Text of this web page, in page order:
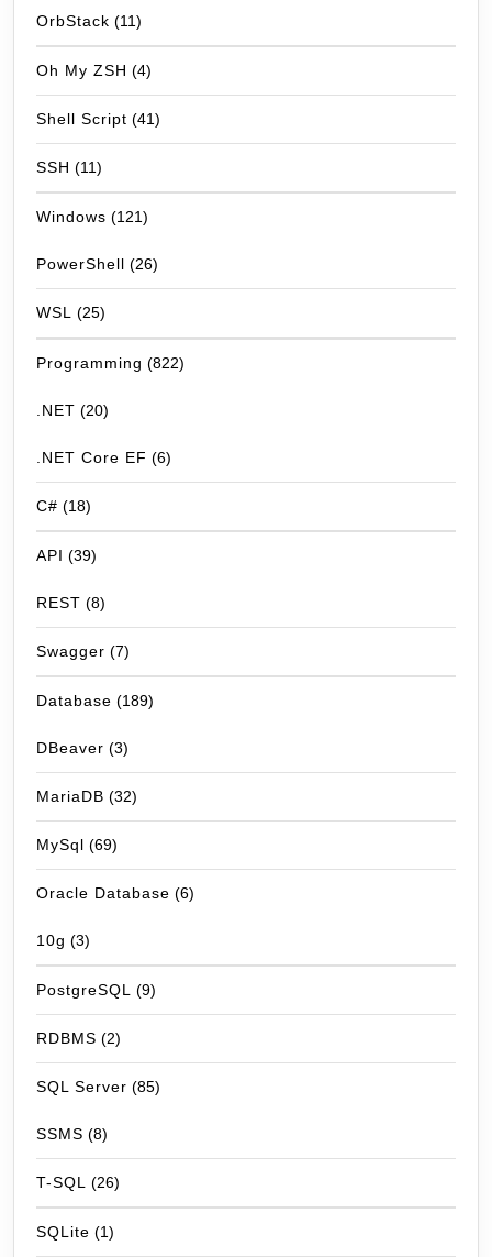
OrbStack (11)
Oh My ZSH (4)
Shell Script (41)
SSH (11)
Windows (121)
PowerShell (26)
WSL (25)
Programming (822)
.NET (20)
.NET Core EF (6)
C# (18)
API (39)
REST (8)
Swagger (7)
Database (189)
DBeaver (3)
MariaDB (32)
MySql (69)
Oracle Database (6)
10g (3)
PostgreSQL (9)
RDBMS (2)
SQL Server (85)
SSMS (8)
T-SQL (26)
SQLite (1)